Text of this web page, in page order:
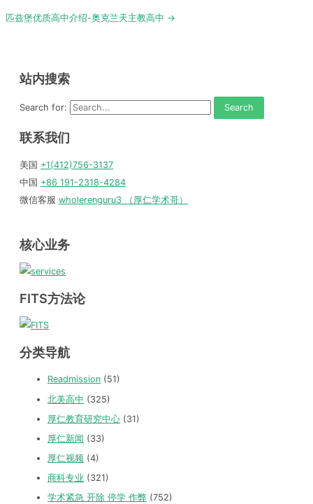
匹兹堡优质高中介绍-奥克兰天主教高中 →
站内搜索
Search for:
联系我们
美国 +1(412)756-3137
中国 +86 191-2318-4284
微信客服 wholerenguru3 （厚仁学术哥）
核心业务
FITS方法论
分类导航
Readmission (51)
北美高中 (325)
厚仁教育研究中心 (31)
厚仁新闻 (33)
厚仁视频 (4)
商科专业 (321)
学术紧急 开除 停学 作弊 (752)